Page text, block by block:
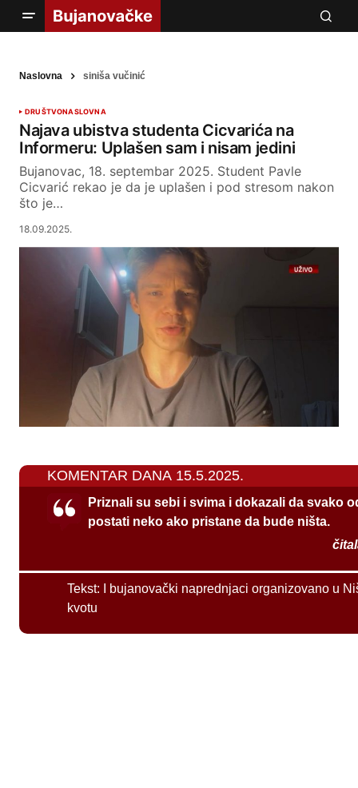
Naslovna siniša vučinić
DRUŠTVONASLOVNA
Najava ubistva studenta Cicvarića na
Informeru: Uplašen sam i nisam jedini
Bujanovac, 18. septembar 2025. Student Pavle
Cicvarić rekao je da je uplašen i pod stresom nakon
što je…
18.09.2025.
KOMENTAR DANA 15.5.2025.
Priznali su sebi i svima i dokazali da svako
postati neko ako pristane da bude ništa.
Tekst:
I bujanovački naprednjaci organizovano u
kvotu